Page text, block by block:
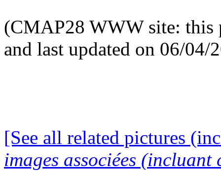
(CMAP28 WWW site: this
and last updated on 06/04/
[See all related pictures
images associées (incluant